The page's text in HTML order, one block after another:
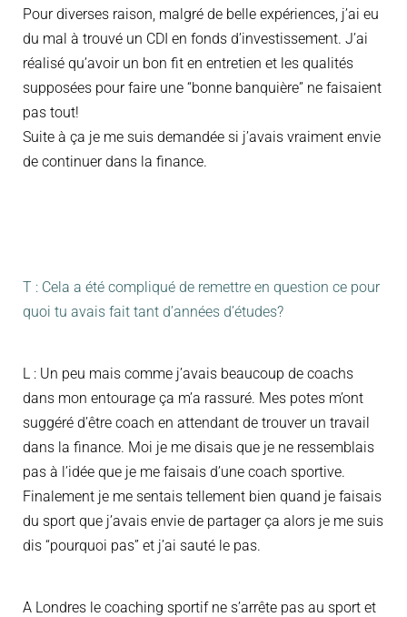
Pour diverses raison, malgré de belle expériences, j’ai eu
du mal à trouvé un CDI en fonds d’investissement. J’ai
réalisé qu’avoir un bon fit en entretien et les qualités
supposées pour faire une “bonne banquière” ne faisaient
pas tout!
Suite à ça je me suis demandée si j’avais vraiment envie
de continuer dans la finance.
T : Cela a été compliqué de remettre en question ce pour
quoi tu avais fait tant d’années d’études?
L : Un peu mais comme j’avais beaucoup de coachs
dans mon entourage ça m’a rassuré. Mes potes m’ont
suggéré d’être coach en attendant de trouver un travail
dans la finance. Moi je me disais que je ne ressemblais
pas à l’idée que je me faisais d’une coach sportive.
Finalement je me sentais tellement bien quand je faisais
du sport que j’avais envie de partager ça alors je me suis
dis “pourquoi pas” et j’ai sauté le pas.
A Londres le coaching sportif ne s’arrête pas au sport et